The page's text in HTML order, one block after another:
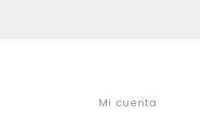
Mi cuenta